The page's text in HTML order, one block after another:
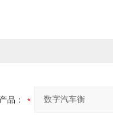
产品：